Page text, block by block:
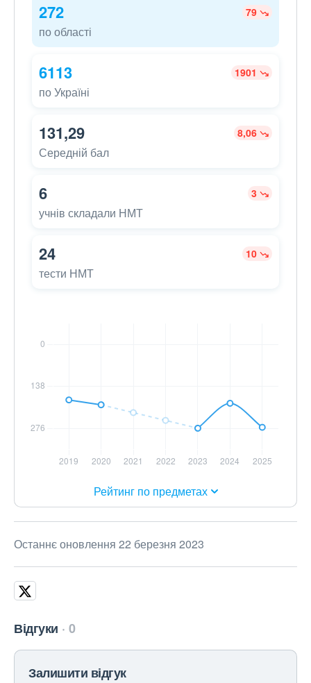
272 79
по області
6113 1901
по Україні
131,29 8,06
Середній бал
6 3
учнів складали НМТ
24 10
тести НМТ
Рейтинг по предметах
Останнє оновлення 22 березня 2023
Відгуки 0
Залишити відгук